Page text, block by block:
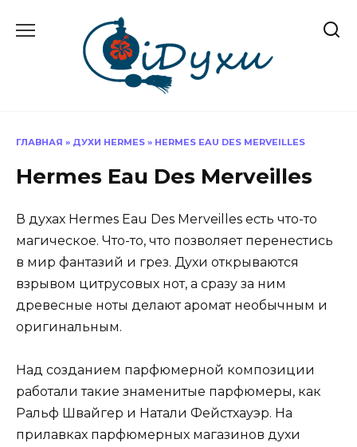
содержанию
ГЛАВНАЯ » ДУХИ HERMES » HERMES EAU DES MERVEILLES
Hermes Eau Des Merveilles
В духах Hermes Eau Des Merveilles есть что-то
магическое. Что-то, что позволяет перенестись
в мир фантазий и грез. Духи открываются
взрывом цитрусовых нот, а сразу за ним
древесные ноты делают аромат необычным и
оригинальным.
Над созданием парфюмерной композиции
работали такие знаменитые парфюмеры, как
Ральф Швайгер и Натали Фейстхауэр. На
прилавках парфюмерных магазинов духи